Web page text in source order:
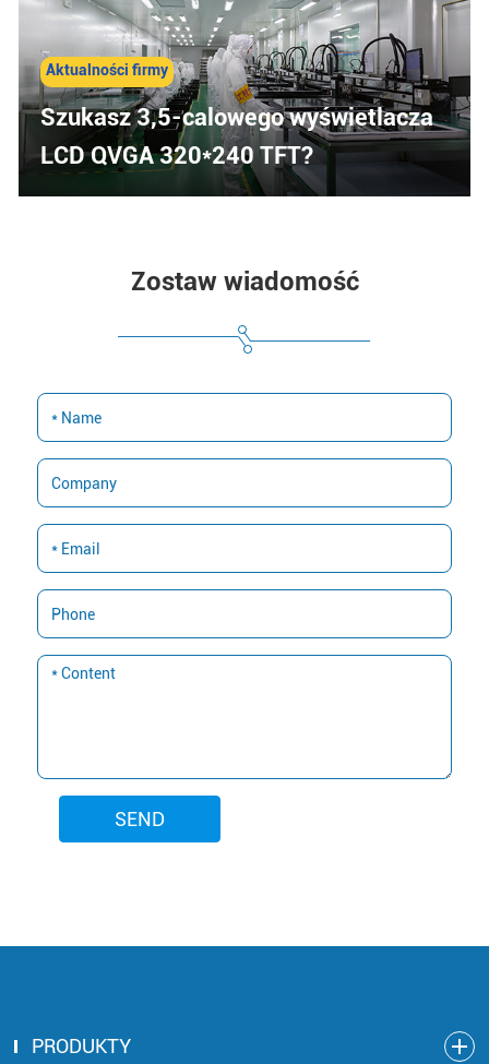
Aktualności firmy
Szukasz 3,5-calowego wyświetlacza
LCD QVGA 320*240 TFT?
Zostaw wiadomość
SEND
PRODUKTY